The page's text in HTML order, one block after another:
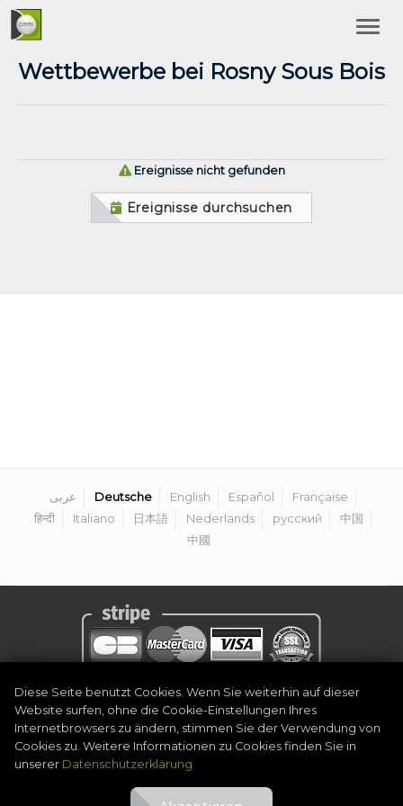
Wettbewerbe bei Rosny Sous Bois
Ereignisse nicht gefunden
Ereignisse durchsuchen
عربى Deutsche English Español
Française
हिन्दी
Italiano 日本語 Nederlands русский
中国
中國
Diese Seite benutzt Cookies. Wenn Sie weiterhin auf dieser
Website surfen, ohne die Cookie-Einstellungen Ihres
Internetbrowsers zu ändern, stimmen Sie der Verwendung von
Cookies zu. Weitere Informationen zu Cookies finden Sie in
unserer Datenschutzerklärung
Geschäftsbedingungen | Organisator werden | Kontakt
©2026 Golf Competitions @DigitalEventSystem